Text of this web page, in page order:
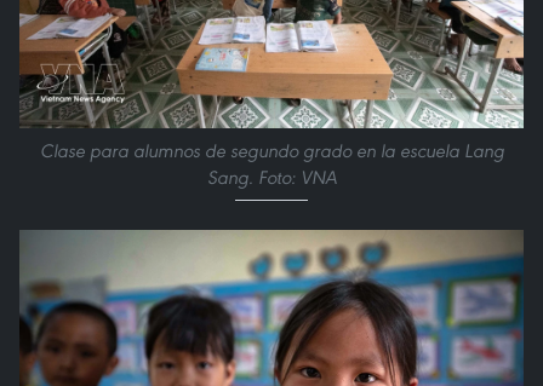
Clase para alumnos de segundo grado en la escuela Lang
Sang. Foto: VNA